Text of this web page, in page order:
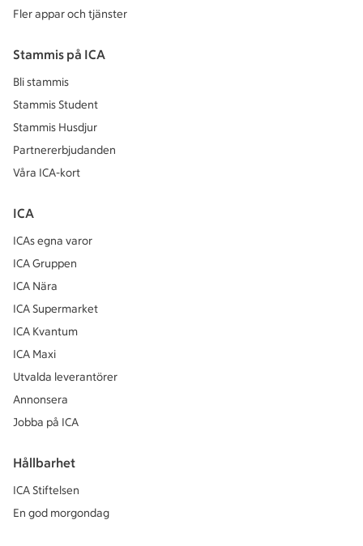
Fler appar och tjänster
Stammis på ICA
Bli stammis
Stammis Student
Stammis Husdjur
Partnererbjudanden
Våra ICA-kort
ICA
ICAs egna varor
ICA Gruppen
ICA Nära
ICA Supermarket
ICA Kvantum
ICA Maxi
Utvalda leverantörer
Annonsera
Jobba på ICA
Hållbarhet
ICA Stiftelsen
En god morgondag